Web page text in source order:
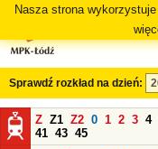
Nasza strona
Sprawdź rozkład na dzień:
Z Z1 Z2 0 1 2 3 4
41 43 45